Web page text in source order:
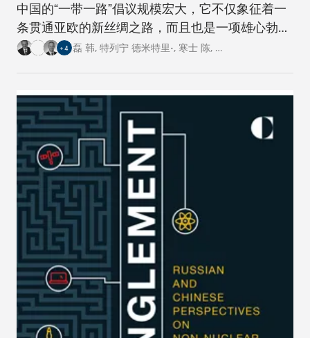
中国的“一带一路”倡议规模宏大，它不仅象征着一
条贯通亚欧的新丝绸之路，而且也是一项雄心勃勃
的跨国基础设施建设工程。对此，卡内基四个研究
+4 磊 韩, 特列宁 德米特里•, 寒士 陈, …